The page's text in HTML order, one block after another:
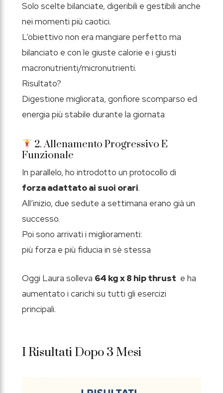
Solo scelte bilanciate, digeribili e gestibili anche
nei momenti più caotici.
L’obiettivo non era mangiare perfetto ma
bilanciato e con le giuste calorie e i giusti
macronutrienti/micronutrienti.
Risultato?
Digestione migliorata, gonfiore scomparso ed
energia più stabile durante la giornata
2. Allenamento Progressivo E
Funzionale
In parallelo, ho introdotto un protocollo di
forza adattato ai suoi orari.
All’inizio, due sedute a settimana erano già un
successo.
Poi sono arrivati i miglioramenti:
più forza e più fiducia in sè stessa
Oggi Laura solleva 64 kg x 8 hip thrust e ha
aumentato i carichi su tutti gli esercizi
principali.
I Risultati Dopo 3 Mesi